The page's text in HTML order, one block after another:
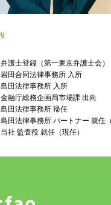
弁護士登録（第一東京弁護士会）
岩田合同法律事務所 入所
島田法律事務所 入所
金融庁総務企画局市場課 出向
島田法律事務所 帰任
島田法律事務所 パートナー 就任
当社 監査役 就任（現任）